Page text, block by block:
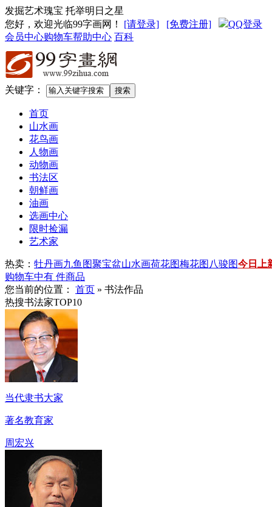
发掘艺术瑰宝 托举明日之星
您好，欢迎光临99字画网 ！ [请登录] [免费注册]
QQ登录
会员中心购物车帮助中心 百科
关键字：
首页
山水画
花鸟画
人物画
动物画
书法区
朝鲜画
油画
选画中心
限时捡漏
艺术家
热卖： 牡丹画九鱼图聚宝盆山水画荷花图梅花图 八骏图今日上
购物车中有 件商品
您当前的位置： 首页 » 书法作品
热搜书法家TOP10
当代隶书大家
著名教育家
周宏兴